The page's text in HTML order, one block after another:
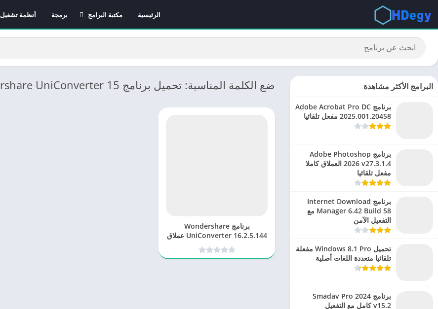
الرئيسية
مكتبة البرامج
برامج الانترنت
برامج تصفح الإنترنت
برمجة أنظمة تشغيل
ضع الكلمة المناسبة: تحميل برنامج Wondershare UniConverter 15
برنامج Wondershare
UniConverter 16.2.5.144 عملاق
تحويل الفيديوهات
البرامج الأكثر مشاهدة
برنامج Adobe Acrobat Pro DC
2025.001.20458 مفعل تلقائيا
برنامج Adobe Photoshop
2026 v27.3.1.4 العملاق كاملا
مفعل تلقائيا
برنامج Internet Download
Manager 6.42 Build 58 مع
التفعيل الآمن
تحميل Windows 8.1 Pro مفعلة
تلقائيا متعددة اللغات أصلية
برنامج Smadav Pro 2024
v15.2 كامل مع التفعيل